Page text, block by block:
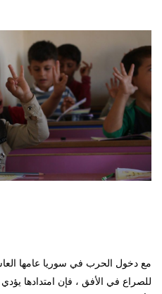
مع دخول الحرب في سوريا عامها
للصراع في الأفق ، فإن امتدادها